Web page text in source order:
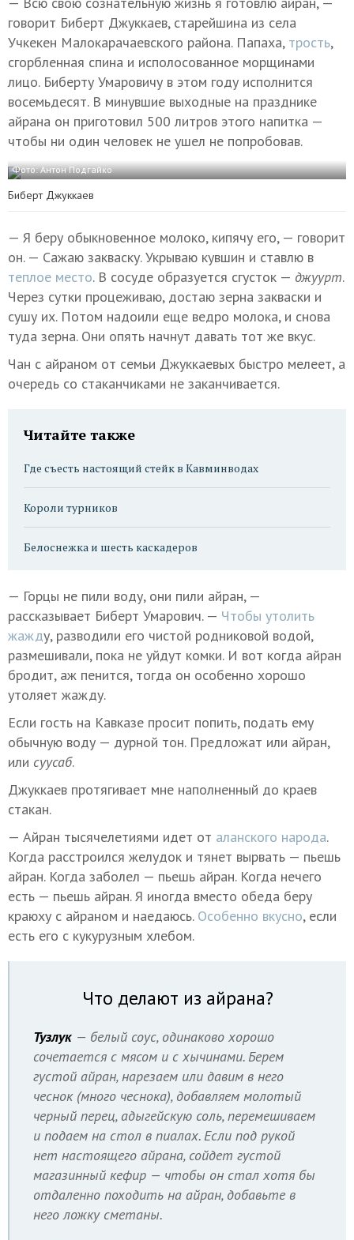
говорит Биберт Джуккаев, старейшина из села
Учкекен Малокарачаевского района. Папаха, трость,
сгорбленная спина и исполосованное морщинами
лицо. Биберту Умаровичу в этом году исполнится
восемьдесят. В минувшие выходные на празднике
айрана он приготовил 500 литров этого напитка —
чтобы ни один человек не ушел не попробовав.
Фото: Антон Подгайко
Биберт Джуккаев
— Я беру обыкновенное молоко, кипячу его, — говорит
он. — Сажаю закваску. Укрываю кувшин и ставлю в
теплое место. В сосуде образуется сгусток — джуурт.
Через сутки процеживаю, достаю зерна закваски и
сушу их. Потом надоили еще ведро молока, и снова
туда зерна. Они опять начнут давать тот же вкус.
Чан с айраном от семьи Джуккаевых быстро мелеет, а
очередь со стаканчиками не заканчивается.
Читайте также
Где съесть настоящий стейк в Кавминводах
Короли турников
Белоснежка и шесть каскадеров
— Горцы не пили воду, они пили айран, —
рассказывает Биберт Умарович. — Чтобы утолить
жажду, разводили его чистой родниковой водой,
размешивали, пока не уйдут комки. И вот когда айран
бродит, аж пенится, тогда он особенно хорошо
утоляет жажду.
Если гость на Кавказе просит попить, подать ему
обычную воду — дурной тон. Предложат или айран,
или суусаб.
Джуккаев протягивает мне наполненный до краев
стакан.
— Айран тысячелетиями идет от аланского народа.
Когда расстроился желудок и тянет вырвать — пьешь
айран. Когда заболел — пьешь айран. Когда нечего
есть — пьешь айран. Я иногда вместо обеда беру
краюху с айраном и наедаюсь. Особенно вкусно, если
есть его с кукурузным хлебом.
Что делают из айрана?
Тузлук — белый соус, одинаково хорошо
сочетается с мясом и с хычинами. Берем
густой айран, нарезаем или давим в него
чеснок (много чеснока), добавляем молотый
черный перец, адыгейскую соль, перемешиваем
и подаем на стол в пиалах. Если под рукой
нет настоящего айрана, сойдет густой
магазинный кефир — чтобы он стал хотя бы
отдаленно походить на айран, добавьте в
него ложку сметаны.